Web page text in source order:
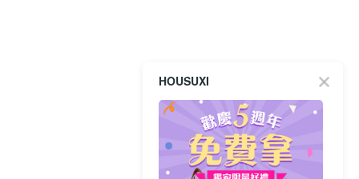
HOUSUXI